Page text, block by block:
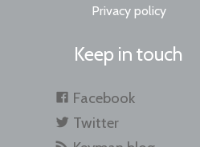
Privacy policy
Keep in touch
Facebook
Twitter